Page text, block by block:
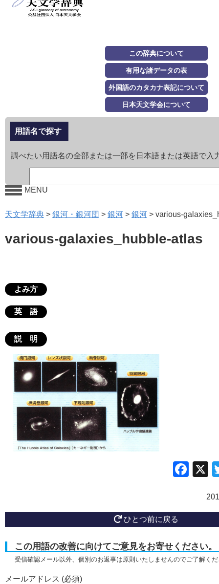
この辞典について
有用な諸データの表
外国語のカタカナ表記について
日本天文学会について
用語名で探す
調べたい用語名の全部または一部を日本語または英語で入
MENU
天文学辞典 > 銀河・銀河団 > 銀河 > 銀河 > various-
various-galaxies_hubble-atlas
よみ方
英 語
説 明
ひとつ前に戻る
この用語の改善に向けてご意見をお寄せください。
受信確認メール以外、個別のお返事は原則いたしませんのでご了解く
メールアドレス (必須)